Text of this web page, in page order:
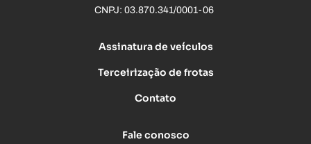
CNPJ: 03.870.341/0001-06
Assinatura de veículos
Terceirização de frotas
Contato
Fale conosco